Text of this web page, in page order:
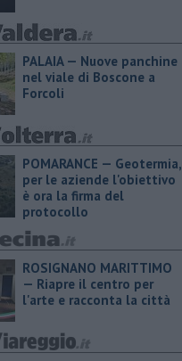
PALAIA — Nuove panchine
nel viale di Boscone a
Forcoli
POMARANCE — Geotermia,
per le aziende l'obiettivo
è ora la firma del
protocollo
ROSIGNANO MARITTIMO
— Riapre il centro per
l'arte e racconta la città